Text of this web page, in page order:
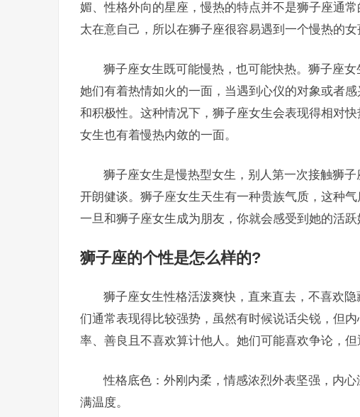
媚、性格外向的星座，慢热的特点并不是狮子座通
太在意自己，所以在狮子座很容易遇到一个慢热的女
狮子座女生既可能慢热，也可能快热。狮子座
她们有着热情如火的一面，当遇到心仪的对象或者
和积极性。这种情况下，狮子座女生会表现得相对
女生也有着慢热内敛的一面。
狮子座女生是慢热型女生，别人第一次接触狮
开朗健谈。狮子座女生天生有一种贵族气质，这种
一旦和狮子座女生成为朋友，你就会感受到她的活跃
狮子座的个性是怎么样的?
狮子座女生性格活泼爽快，直来直去，不喜欢
们通常表现得比较强势，虽然有时候说话尖锐，但
率、善良且不喜欢算计他人。她们可能喜欢争论，但
性格底色：外刚内柔，情感浓烈外表坚强，内
满温度。